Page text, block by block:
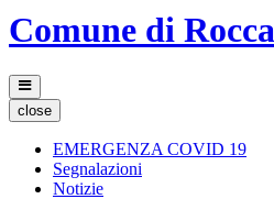
Comune di
close
EMERGENZA COVID 19
Segnalazioni
Notizie